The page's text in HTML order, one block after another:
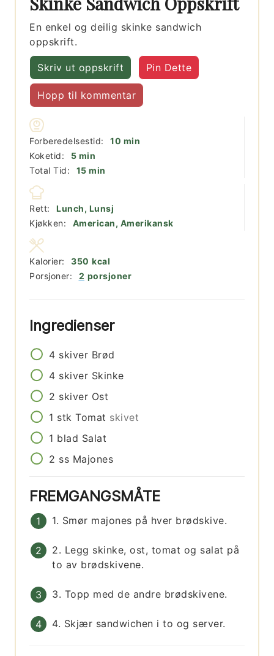
En enkel og deilig skinke sandwich
oppskrift.
Skriv ut oppskrift Pin Dette
Hopp til kommentar
Forberedelsestid: 10 minutter
min
Koketid:
5minutter
min
Total Tid:
15minutter
min
Rett:
Lunch, Lunsj
Kjøkken:
American, Amerikansk
Porsjoner: 2 porsjoner
Kalorier: 350 kcal
Ingredienser
4 skiver Brød
4 skiver Skinke
2 skiver Ost
1 stk Tomat skivet
1 blad Salat
2 ss Majones
FREMGANGSMÅTE
1. Smør majones på hver brødskive.
2. Legg skinke, ost, tomat og salat på
to av brødskivene.
3. Topp med de andre brødskivene.
4. Skjær sandwichen i to og server.